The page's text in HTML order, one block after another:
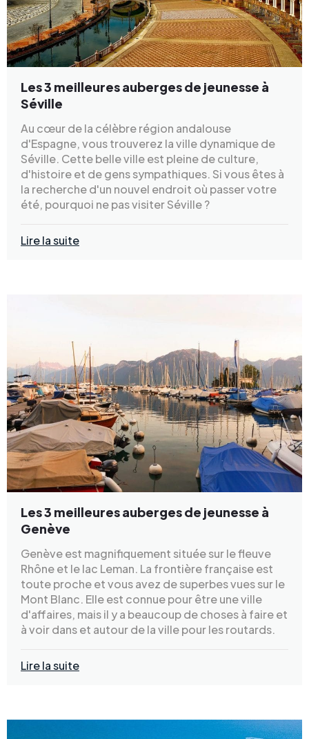
Les 3 meilleures auberges de jeunesse à
Séville
Au cœur de la célèbre région andalouse
d'Espagne, vous trouverez la ville dynamique de
Séville. Cette belle ville est pleine de culture,
d'histoire et de gens sympathiques. Si vous êtes à
la recherche d'un nouvel endroit où passer votre
été, pourquoi ne pas visiter Séville ?
Lire la suite
Les 3 meilleures auberges de jeunesse à
Genève
Genève est magnifiquement située sur le fleuve
Rhône et le lac Leman. La frontière française est
toute proche et vous avez de superbes vues sur le
Mont Blanc. Elle est connue pour être une ville
d'affaires, mais il y a beaucoup de choses à faire et
à voir dans et autour de la ville pour les routards.
Lire la suite